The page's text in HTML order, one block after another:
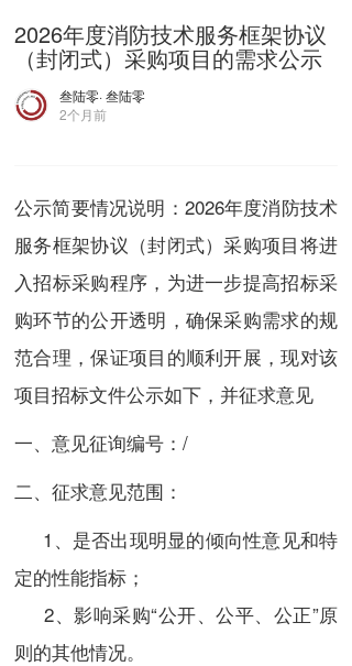
2026年度消防技术服务框架协议
（封闭式）采购项目的需求公示
叁陆零· 叁陆零
2个月前
公示简要情况说明：2026年度消防技术
服务框架协议（封闭式）采购项目将进
入招标采购程序，为进一步提高招标采
购环节的公开透明，确保采购需求的规
范合理，保证项目的顺利开展，现对该
项目招标文件公示如下，并征求意见
一、意见征询编号：/
二、征求意见范围：
1、是否出现明显的倾向性意见和特
定的性能指标；
2、影响采购“公开、公平、公正”原
则的其他情况。